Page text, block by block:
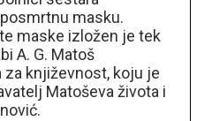
masku.
maske izložen je tek
A. G. Matoš
književnost, koju je
Matoševa života i